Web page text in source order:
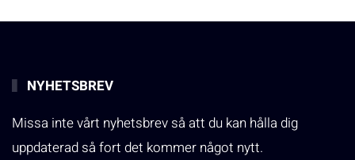
NYHETSBREV
Missa inte vårt nyhetsbrev så att du kan hålla dig
uppdaterad så fort det kommer något nytt.